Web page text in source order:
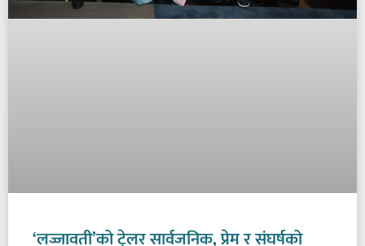
‘लज्जावती’को ट्रेलर सार्वजनिक, प्रेम र संघर्षको